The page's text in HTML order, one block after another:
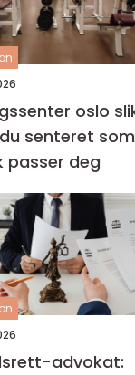
oslo slik
senteret som
passer deg
advokat: